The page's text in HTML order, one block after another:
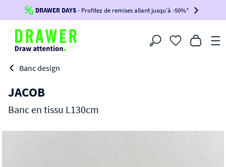
Jusqu'à-100€*sur votre commande !
BIKINI100
-voir conditions en bas de page-
DRAWER DAYS- Profitez de remises allant jusqu'à -50%*
Filtrer
Banc design
JACOB
Banc en tissu L130cm